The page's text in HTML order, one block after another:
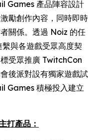
Games 產品陣容設計
勵創作內容，同時即時
關係。透過 Noiz 的任
與各遊戲受眾高度契
受眾推廣 TwitchCon
後派對設有獨家遊戲試
Games 積極投入建立
產品：